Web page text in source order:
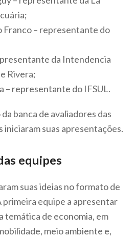
Franco – representante do
da Intendencia
Rivera;
– representante do IFSUL.
banca de avaliadores das
iniciaram suas apresentações.
equipes
suas ideias no formato de
primeira equipe a apresentar
temática de economia, em
meio ambiente e,